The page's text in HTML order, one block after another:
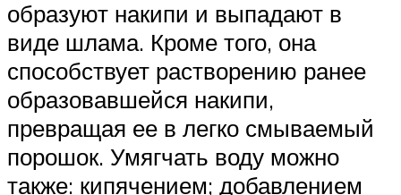
образуют накипи и выпадают в
виде шлама. Кроме того, она
способствует растворению ранее
образовавшейся накипи,
превращая ее в легко смываемый
порошок. Умягчать воду можно
также: кипячением; добавлением